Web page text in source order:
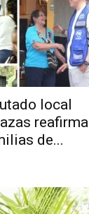
local
reafirma
de...